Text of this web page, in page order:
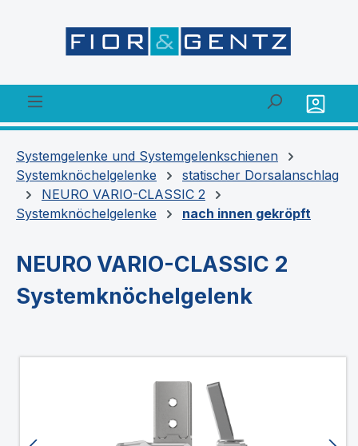
Systemgelenke und Systemgelenkschienen
Systemknöchelgelenke
statischer Dorsalanschlag
NEURO VARIO-CLASSIC 2
Systemknöchelgelenke
nach innen gekröpft
NEURO VARIO-CLASSIC 2
Systemknöchelgelenk